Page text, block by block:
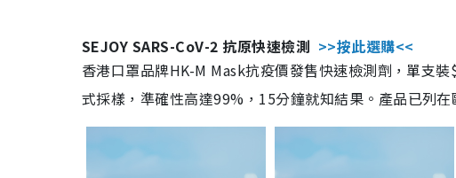
SEJOY SARS-CoV-2 抗原快速檢測 >>按此選購<<
香港口罩品牌HK-M Mask抗疫價發售快速檢測劑，單支
式採樣，準確性高達99%，15分鐘就知結果。產品已列